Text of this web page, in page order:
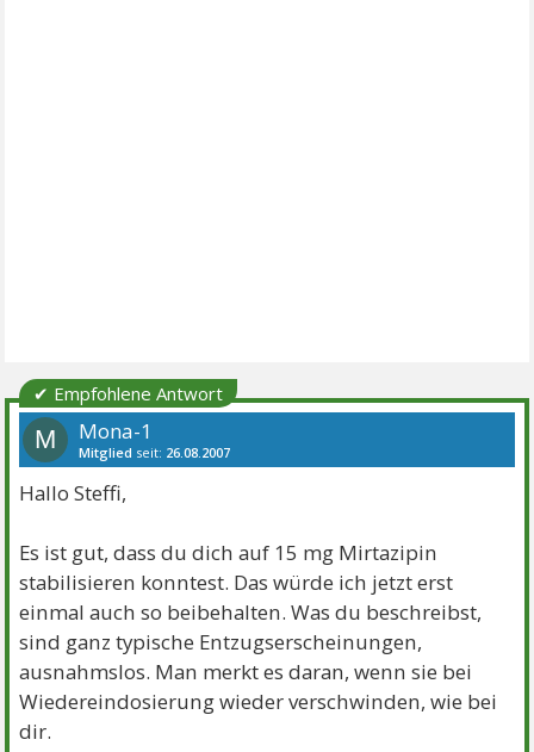
✔ Empfohlene Antwort
M Mona-1
Mitglied seit: 26.08.2007
Hallo Steffi,
Es ist gut, dass du dich auf 15 mg Mirtazipin
stabilisieren konntest. Das würde ich jetzt erst
einmal auch so beibehalten. Was du beschreibst,
sind ganz typische Entzugserscheinungen,
ausnahmslos. Man merkt es daran, wenn sie bei
Wiedereindosierung wieder verschwinden, wie bei
dir.